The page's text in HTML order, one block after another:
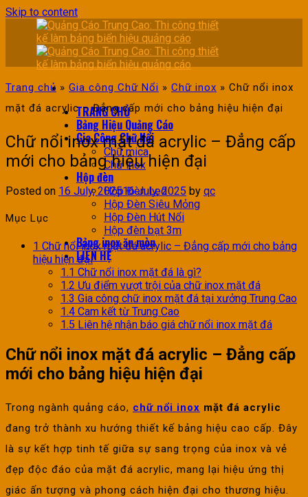
Skip to content
TRANG CHỦ
Bảng Hiệu Quảng Cáo
Gia Công Chữ Nổi
Chữ mica
Chữ inox
Hộp đèn
Hộp Đèn Led
Hộp Đèn Siêu Mỏng
Hộp Đèn Hút Nổi
Hộp đèn bạt 3m
Bảng inox ăn mòn
LIÊN HỆ
Trang chủ » Gia công Chữ Nổi » Chữ inox » Chữ nổi inox
mặt đá acrylic – Đẳng cấp mới cho bảng hiệu hiện đại
Chữ nổi inox mặt đá acrylic – Đẳng cấp
mới cho bảng hiệu hiện đại
Posted on 16 July, 202516 July, 2025 by qc
Mục Lục
1 Chữ nổi inox mặt đá acrylic – Đẳng cấp mới cho bảng
hiệu hiện đại
1.1 Chữ nổi inox mặt đá là gì?
1.2 Ưu điểm vượt trội của chữ inox mặt đá
1.3 Gia công chữ inox mặt đá tại xưởng Trung Cao
1.4 Cam kết từ Trung Cao
1.5 Liên hệ nhận báo giá chữ nổi inox mặt đá
Chữ nổi inox mặt đá acrylic – Đẳng cấp
mới cho bảng hiệu hiện đại
Trong ngành quảng cáo, chữ nổi inox mặt đá acrylic
đang trở thành xu hướng thiết kế bảng hiệu cao cấp. Đây
là sự kết hợp tinh tế giữa sự sang trọng của inox và vẻ
đẹp độc đáo của mặt đá acrylic, mang lại hiệu ứng thị
giác ấn tượng và phong cách hiện đại cho thương hiệu.